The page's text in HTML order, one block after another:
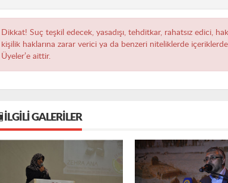
Dikkat! Suç teşkil edecek, yasadışı, tehditkar, rahatsız edici,
kişilik haklarına zarar verici ya da benzeri niteliklerde
Üyeler’e aittir.
İLGILI GALERILER